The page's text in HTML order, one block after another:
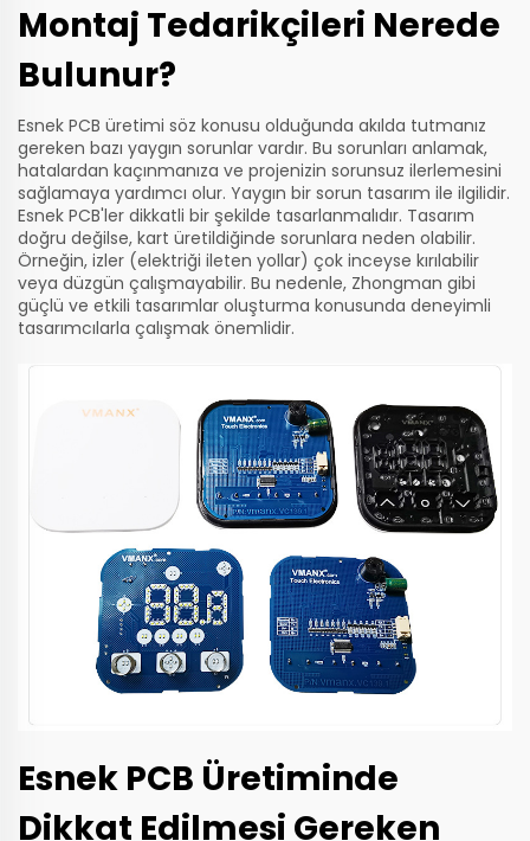
Montaj Tedarikçileri Nerede
Bulunur?
Esnek PCB üretimi söz konusu olduğunda akılda tutmanız
gereken bazı yaygın sorunlar vardır. Bu sorunları anlamak,
hatalardan kaçınmanıza ve projenizin sorunsuz ilerlemesini
sağlamaya yardımcı olur. Yaygın bir sorun tasarım ile ilgilidir.
Esnek PCB'ler dikkatli bir şekilde tasarlanmalıdır. Tasarım
doğru değilse, kart üretildiğinde sorunlara neden olabilir.
Örneğin, izler (elektriği ileten yollar) çok inceyse kırılabilir
veya düzgün çalışmayabilir. Bu nedenle, Zhongman gibi
güçlü ve etkili tasarımlar oluşturma konusunda deneyimli
tasarımcılarla çalışmak önemlidir.
Esnek PCB Üretiminde
Dikkat Edilmesi Gereken